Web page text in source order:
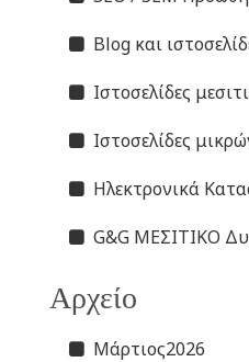
Blog και
Ιστοσελίδες
Ιστοσελίδες
Ηλεκτρονικά
G&G ΜΕΣΙΤΙΚΟ
Αρχείο
Μάρτιος2026